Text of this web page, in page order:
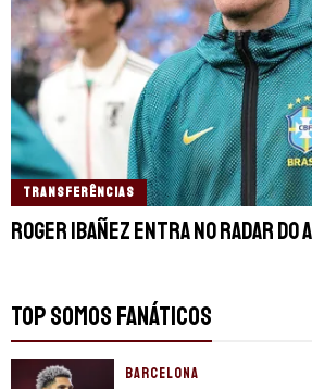
TRANSFERÊNCIAS
Roger Ibañez entra no radar do
TOP SOMOS FANÁTICOS
BARCELONA